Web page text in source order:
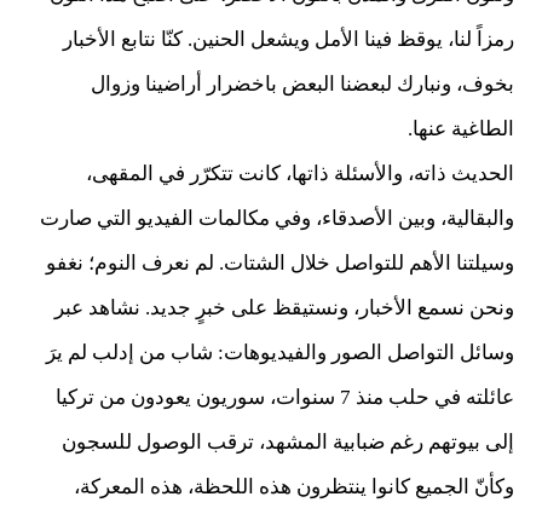
رمزاً لنا، يوقظ فينا الأمل ويشعل الحنين. كنّا نتابع الأخبار
بخوف، ونبارك لبعضنا البعض باخضرار أراضينا وزوال
الطاغية عنها.
الحديث ذاته، والأسئلة ذاتها، كانت تتكرّر في المقهى،
والبقالية، وبين الأصدقاء، وفي مكالمات الفيديو التي صارت
وسيلتنا الأهم للتواصل خلال الشتات. لم نعرف النوم؛ نغفو
ونحن نسمع الأخبار، ونستيقظ على خبرٍ جديد. نشاهد عبر
وسائل التواصل الصور والفيديوهات: شاب من إدلب لم يرَ
عائلته في حلب منذ 7 سنوات، سوريون يعودون من تركيا
إلى بيوتهم رغم ضبابية المشهد، ترقب الوصول للسجون
وكأنّ الجميع كانوا ينتظرون هذه اللحظة، هذه المعركة،